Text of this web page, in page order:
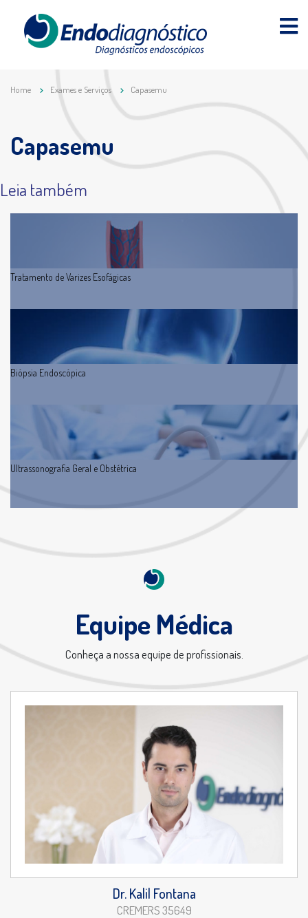
Home Exames e Serviços Capasemu
Capasemu
Leia também
Tratamento de Varizes Esofágicas
Biópsia Endoscópica
Ultrassonografia Geral e Obstétrica
Equipe Médica
Conheça a nossa equipe de profissionais.
Dr. Kalil Fontana
CREMERS 35649